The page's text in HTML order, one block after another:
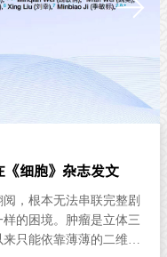
《细胞》杂志发文
，根本无法串联完整剧
的困境。肿瘤是立体三
只能依靠薄薄的二维切